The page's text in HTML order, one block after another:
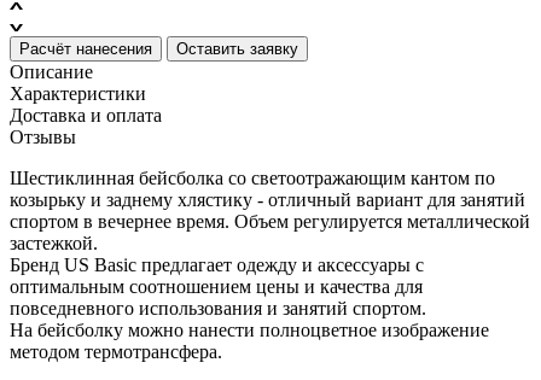
Расчёт нанесения Оставить заявку
Описание
Характеристики
Доставка и оплата
Отзывы
Шестиклинная бейсболка со светоотражающим кантом по
козырьку и заднему хлястику - отличный вариант для занятий
спортом в вечернее время. Объем регулируется металлической
застежкой.
Бренд US Basic предлагает одежду и аксессуары с
оптимальным соотношением цены и качества для
повседневного использования и занятий спортом.
На бейсболку можно нанести полноцветное изображение
методом термотрансфера.